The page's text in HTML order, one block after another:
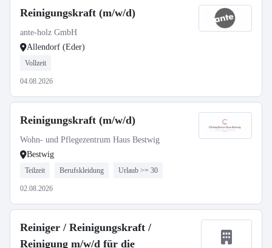
Reinigungskraft (m/w/d)
ante-holz GmbH
Allendorf (Eder)
Vollzeit
04.08.2026
Reinigungskraft (m/w/d)
Wohn- und Pflegezentrum Haus Bestwig
Bestwig
Teilzeit Berufskleidung Urlaub >= 30
02.08.2026
Reiniger / Reinigungskraft /
Reinigung m/w/d für die